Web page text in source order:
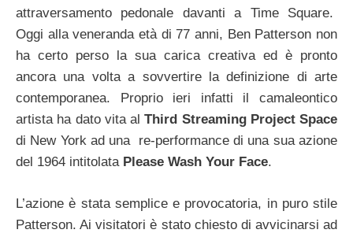
attraversamento pedonale davanti a Time Square.
Oggi alla veneranda età di 77 anni, Ben Patterson non
ha certo perso la sua carica creativa ed è pronto
ancora una volta a sovvertire la definizione di arte
contemporanea. Proprio ieri infatti il camaleontico
artista ha dato vita alThird Streaming Project Space
di New York ad una re-performance di una sua azione
del 1964 intitolata Please Wash Your Face.
L’azione è stata semplice e provocatoria, in puro stile
Patterson. Ai visitatori è stato chiesto di avvicinarsi ad